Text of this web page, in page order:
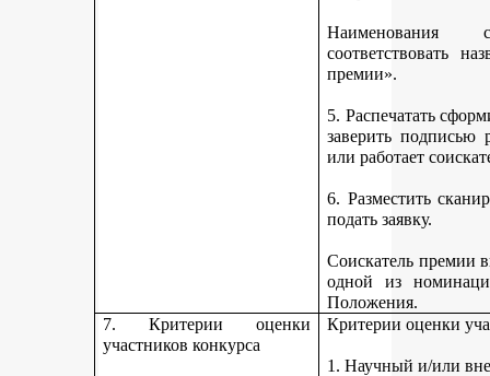
Наименования
соответствовать
премии».
5. Распечатать
заверить подписью
или работает
6. Разместить
подать заявку.
Соискатель премии
одной из
Положения.
7. Критерии оценки
участников конкурса
Критерии оценки
1. Научный и/или